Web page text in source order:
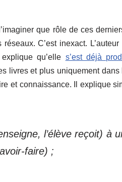
que rôle de ces
C’est inexact.
qu’elle s’est déjà
livres et plus uniquement
et connaissance. Il explique
l’élève reçoit) à
faire) ;